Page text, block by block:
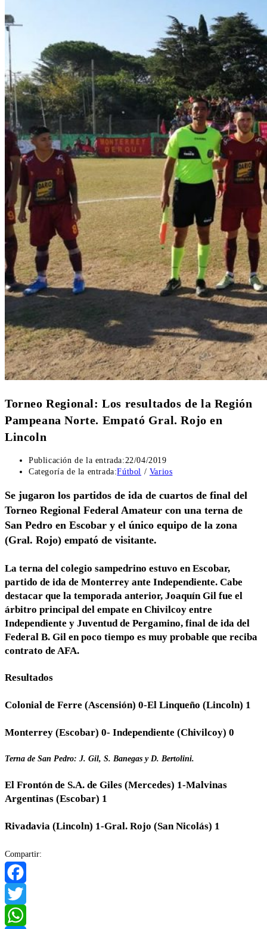
Torneo Regional: Los resultados de la Región
Pampeana Norte. Empató Gral. Rojo en
Lincoln
Publicación de la entrada:22/04/2019
Categoría de la entrada:Fútbol / Varios
Se jugaron los partidos de ida de cuartos de final del
Torneo Regional Federal Amateur con una terna de
San Pedro en Escobar y el único equipo de la zona
(Gral. Rojo) empató de visitante.
La terna del colegio sampedrino estuvo en Escobar,
partido de ida de Monterrey ante Independiente. Cabe
destacar que la temporada anterior, Joaquín Gil fue el
árbitro principal del empate en Chivilcoy entre
Independiente y Juventud de Pergamino, final de ida del
Federal B. Gil en poco tiempo es muy probable que reciba
contrato de AFA.
Resultados
Colonial de Ferre (Ascensión) 0-El Linqueño (Lincoln) 1
Monterrey (Escobar) 0- Independiente (Chivilcoy) 0
Terna de San Pedro: J. Gil, S. Banegas y D. Bertolini.
El Frontón de S.A. de Giles (Mercedes) 1-Malvinas
Argentinas (Escobar) 1
Rivadavia (Lincoln) 1-Gral. Rojo (San Nicolás) 1
Compartir:
Facebook
Twitter